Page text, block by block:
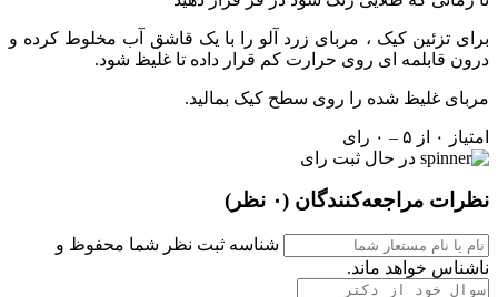
برای تزئین کیک ، مربای زرد آلو را با یک قاشق آب مخلوط کرده و
درون قابلمه ای روی حرارت کم قرار داده تا غلیظ شود.
مربای غلیظ شده را روی سطح کیک بمالید.
امتیاز ۰ از ۵ – ۰ رای
در حال ثبت رای
نظرات مراجعه‌کنندگان (۰ نظر)
شناسه ثبت نظر شما محفوظ و
ناشناس خواهد ماند.